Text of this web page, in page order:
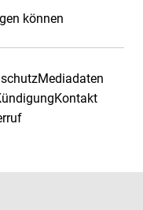
können
Mediadaten
Kontakt